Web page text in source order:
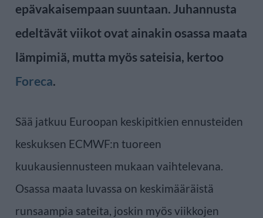
epävakaisempaan suuntaan. Juhannusta
edeltävät viikot ovat ainakin osassa maata
lämpimiä, mutta myös sateisia, kertoo
Foreca.
Sää jatkuu Euroopan keskipitkien ennusteiden
keskuksen ECMWF:n tuoreen
kuukausiennusteen mukaan vaihtelevana.
Osassa maata luvassa on keskimääräistä
runsaampia sateita, joskin myös viikkojen